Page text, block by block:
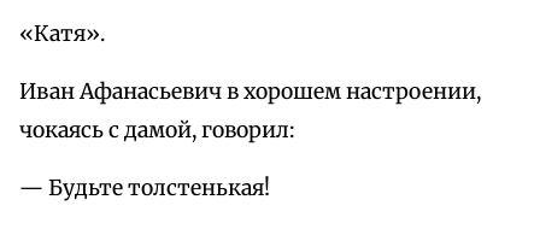
«Катя».
Иван Афанасьевич в хорошем настроении,
чокаясь с дамой, говорил:
— Будьте толстенькая!